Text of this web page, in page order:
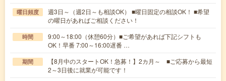
曜日頻度
週3日～（週2日～も相談OK） ■曜日固定の相談OK！ ■希望
の曜日があればご相談ください！
時間
9:00～18:00（休憩60分）■ご希望があれば下記シフトも
OK！早番 7:00～16:00遅番 …
期間
【8月中のスタートOK！急募！】2カ月～ ■ご応募から最短
2～3日後に就業が可能です！